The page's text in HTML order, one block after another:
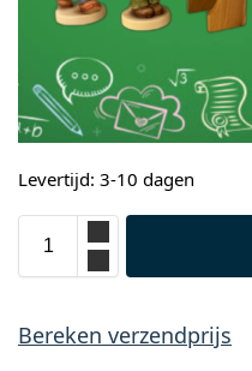
Levertijd: 3-10 dagen
Bereken verzendprijs